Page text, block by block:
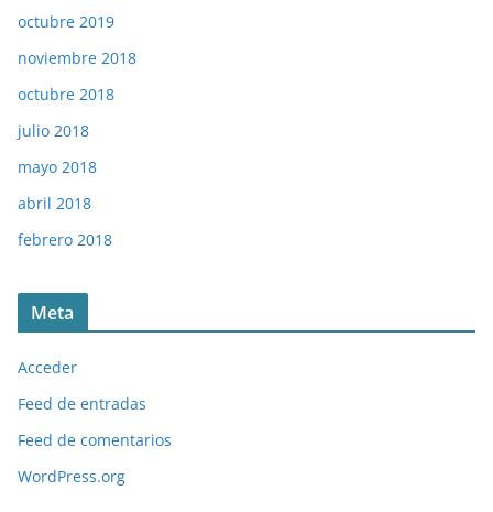
octubre 2019
noviembre 2018
octubre 2018
julio 2018
mayo 2018
abril 2018
febrero 2018
Meta
Acceder
Feed de entradas
Feed de comentarios
WordPress.org